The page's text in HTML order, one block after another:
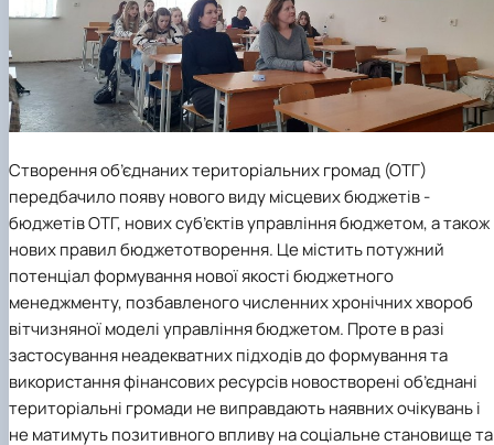
Створення об’єднаних територіальних громад (ОТГ)
передбачило появу нового виду місцевих бюджетів -
бюджетів ОТГ, нових суб’єктів управління бюджетом, а також
нових правил бюджетотворення. Це містить потужний
потенціал формування нової якості бюджетного
менеджменту, позбавленого численних хронічних хвороб
вітчизняної моделі управління бюджетом. Проте в разі
застосування неадекватних підходів до формування та
використання фінансових ресурсів новостворені об’єднані
територіальні громади не виправдають наявних очікувань і
не матимуть позитивного впливу на соціальне становище та